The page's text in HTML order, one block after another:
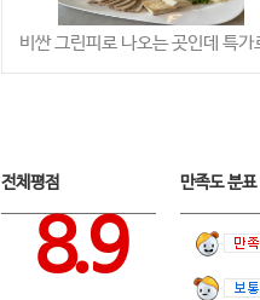
비싼 그린피로 나오는 곳인데 특
전체평점
8.9
만족도 분